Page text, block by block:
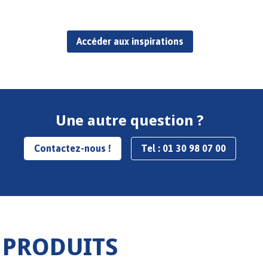
Accéder aux inspirations
Une autre question ?
Contactez-nous ! Tel : 01 30 98 07 00